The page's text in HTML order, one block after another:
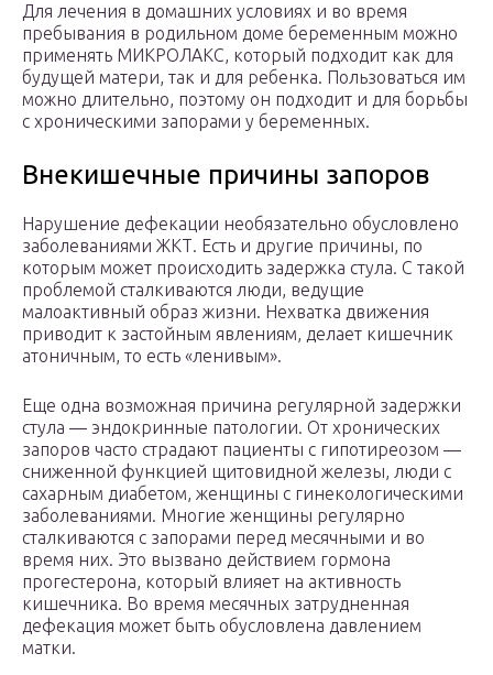
Для лечения в домашних условиях и во время
пребывания в родильном доме беременным можно
применять МИКРОЛАКС, который подходит как для
будущей матери, так и для ребенка. Пользоваться им
можно длительно, поэтому он подходит и для борьбы
с хроническими запорами у беременных.
Внекишечные причины запоров
Нарушение дефекации необязательно обусловлено
заболеваниями ЖКТ. Есть и другие причины, по
которым может происходить задержка стула. С такой
проблемой сталкиваются люди, ведущие
малоактивный образ жизни. Нехватка движения
приводит к застойным явлениям, делает кишечник
атоничным, то есть «ленивым».
Еще одна возможная причина регулярной задержки
стула — эндокринные патологии. От хронических
запоров часто страдают пациенты с гипотиреозом —
сниженной функцией щитовидной железы, люди с
сахарным диабетом, женщины с гинекологическими
заболеваниями. Многие женщины регулярно
сталкиваются с запорами перед месячными и во
время них. Это вызвано действием гормона
прогестерона, который влияет на активность
кишечника. Во время месячных затрудненная
дефекация может быть обусловлена давлением
матки.